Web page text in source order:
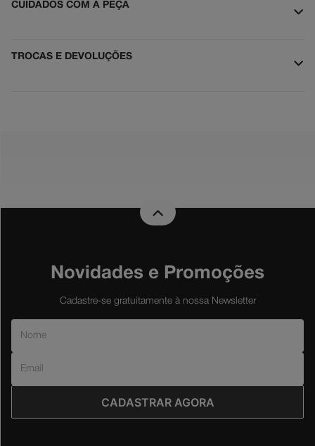
CUIDADOS COM A PEÇA
TROCAS E DEVOLUÇÕES
Novidades e Promoções
Cadastre-se gratuitamente à nossa Newsletter
CADASTRAR AGORA